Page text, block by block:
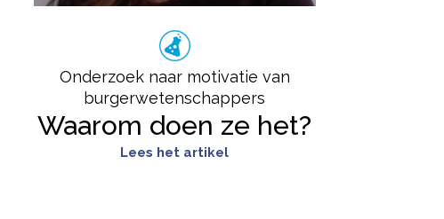
Onderzoek naar motivatie van
burgerwetenschappers
Waarom doen ze het?
Lees het artikel